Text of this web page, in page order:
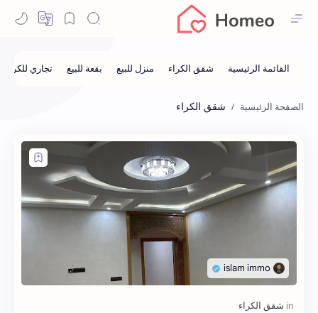
شقق الكراء